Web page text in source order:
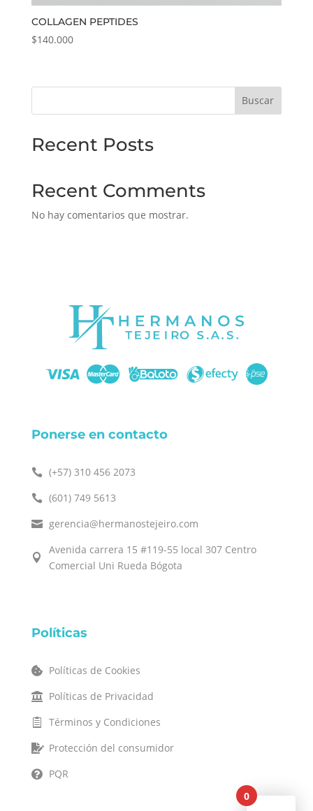
COLLAGEN PEPTIDES
$140.000
Buscar
Recent Posts
Recent Comments
No hay comentarios que mostrar.
Ponerse en contacto
 (+57) 310 456 2073
 (601) 749 5613
 gerencia@hermanostejeiro.com

Avenida carrera 15 #119-55 local 307 Centro
Comercial Uni Rueda Bógota
Políticas
 Políticas de Cookies
 Políticas de Privacidad
 Términos y Condiciones
 Protección del consumidor

PQR
0